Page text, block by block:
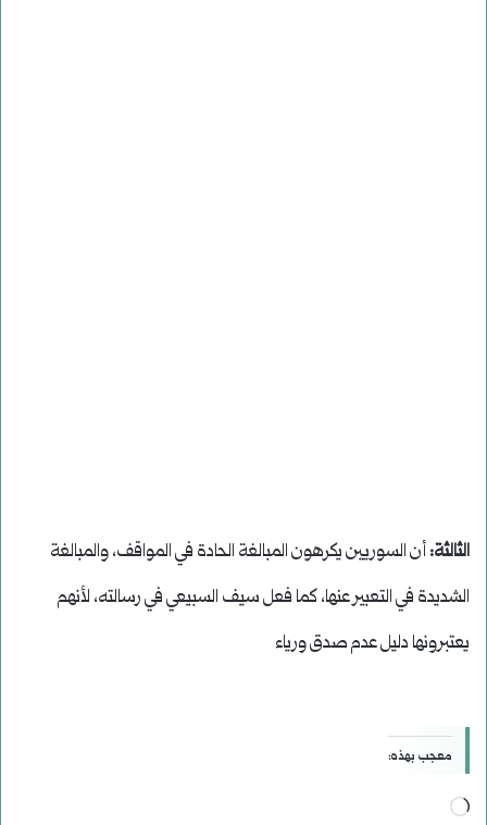
الثالثة:أن السوريين يكرهون المبالغة الحادة في المواقف، والمبالغة
الشديدة في التعبير عنها، كما فعل سيف السبيعي في رسالته، لأنهم
يعتبرونها دليل عدم صدق ورياء
معجب بهذه:
جاري